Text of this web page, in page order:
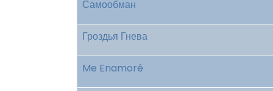
Самообман
Гроздья Гнева
Me Enamoré